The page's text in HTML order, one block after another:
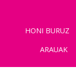
HONI BURUZ
ARAUAK